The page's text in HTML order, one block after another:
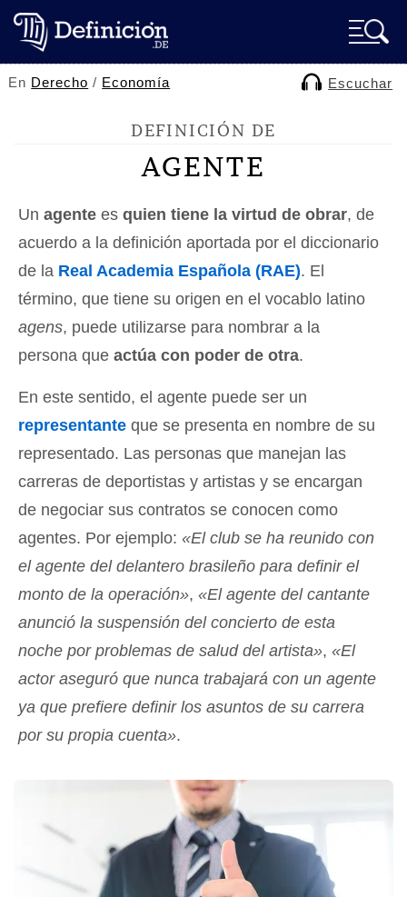
En Derecho / Economía Escuchar
DEFINICIÓN DE
AGENTE
Un agente es quien tiene la virtud de obrar, de
acuerdo a la definición aportada por el diccionario
de la Real Academia Española (RAE). El
término, que tiene su origen en el vocablo latino
agens, puede utilizarse para nombrar a la
persona que actúa con poder de otra.
En este sentido, el agente puede ser un
representante que se presenta en nombre de su
representado. Las personas que manejan las
carreras de deportistas y artistas y se encargan
de negociar sus contratos se conocen como
agentes. Por ejemplo: «El club se ha reunido con
el agente del delantero brasileño para definir el
monto de la operación», «El agente del cantante
anunció la suspensión del concierto de esta
noche por problemas de salud del artista», «El
actor aseguró que nunca trabajará con un agente
ya que prefiere definir los asuntos de su carrera
por su propia cuenta».